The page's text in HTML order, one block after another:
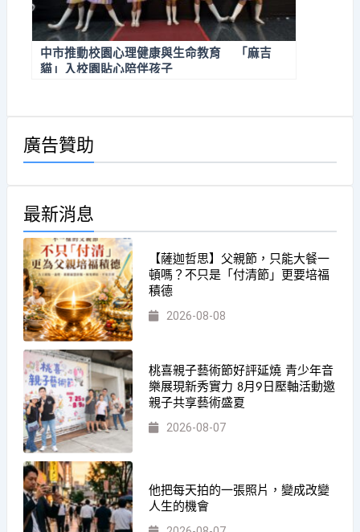
中市推動校園心理健康與生命教育 「麻吉
貓」入校園貼心陪伴孩子
廣告贊助
最新消息
【薩迦哲思】父親節，只能大餐一
頓嗎？不只是「付清節」更要培福
積德
2026-08-08
桃喜親子藝術節好評延燒 青少年音
樂展現新秀實力 8月9日壓軸活動邀
親子共享藝術盛夏
2026-08-07
他把每天拍的一張照片，變成改變
人生的機會